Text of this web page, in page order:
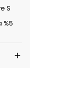
S
%5